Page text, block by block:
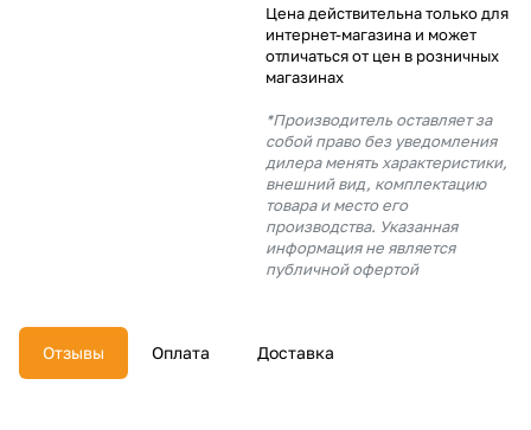
Цена действительна только для
интернет-магазина и может
отличаться от цен в розничных
магазинах
*Производитель оставляет за
собой право без уведомления
дилера менять характеристики,
внешний вид, комплектацию
товара и место его
производства. Указанная
информация не является
публичной офертой
Отзывы Оплата Доставка
% будут
с вашей карты
Остались вопросы?